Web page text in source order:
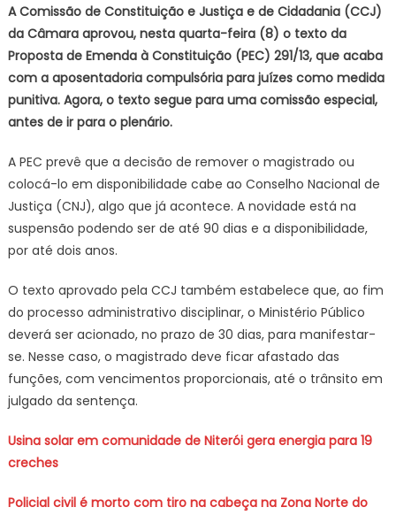
aprova
fim
da
como
punição
A Comissão de Constituição e Justiça e de Cidadania (CCJ)
da Câmara aprovou, nesta quarta-feira (8) o texto da
Proposta de Emenda à Constituição (PEC) 291/13, que acaba
com a aposentadoria compulsória para juízes como medida
punitiva. Agora, o texto segue para uma comissão especial,
antes de ir para o plenário.
A PEC prevê que a decisão de remover o magistrado ou
colocá-lo em disponibilidade cabe ao Conselho Nacional de
Justiça (CNJ), algo que já acontece. A novidade está na
suspensão podendo ser de até 90 dias e a disponibilidade,
por até dois anos.
O texto aprovado pela CCJ também estabelece que, ao fim
do processo administrativo disciplinar, o Ministério Público
deverá ser acionado, no prazo de 30 dias, para manifestar-
se. Nesse caso, o magistrado deve ficar afastado das
funções, com vencimentos proporcionais, até o trânsito em
julgado da sentença.
Usina solar em comunidade de Niterói gera energia para 19
creches
Policial civil é morto com tiro na cabeça na Zona Norte do